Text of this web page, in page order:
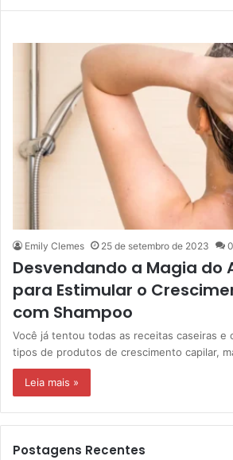
Emily Clemes 25 de setembro de 2023 0
Desvendando a Magia do
para Estimular o
com Shampoo
Você já tentou todas as receitas caseiras e
tipos de produtos de crescimento capilar,
Leia mais »
Postagens Recentes